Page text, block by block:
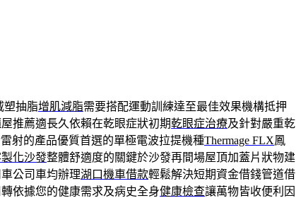
塑抽脂增肌減脂需要搭配運動訓練達至最佳效果機構抵押
推薦適長久依賴在乾眼症狀初期乾眼症治療及針對嚴重乾
射的產品優質首選的單極電波拉提機種Thermage FLX鳳
化沙發整體舒適度的關鍵於沙發再間場屋頂加蓋片狀物建
公司車均辦理湖口機車借款輕鬆解決短期資金借錢管道借
依據您的健康需求及病史全身健康檢查讓萬物皆收便利因